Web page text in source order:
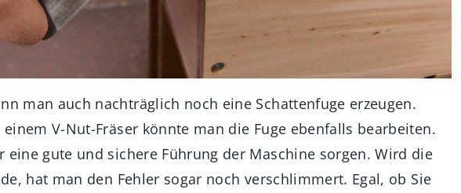
man auch nachträglich noch eine Schattenfuge erzeugen.
V-Nut-Fräser könnte man die Fuge ebenfalls bearbeiten.
eine gute und sichere Führung der Maschine sorgen. Wird die
hat man den Fehler sogar noch verschlimmert. Egal, ob Sie